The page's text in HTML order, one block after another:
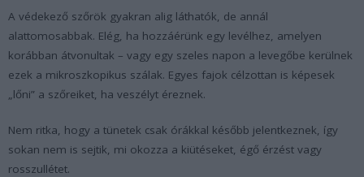
A védekező szőrök gyakran alig láthatók, de annál
alattomosabbak. Elég, ha hozzáérünk egy levélhez, amelyen
korábban átvonultak – vagy egy szeles napon a levegőbe kerülnek
ezek a mikroszkopikus szálak. Egyes fajok célzottan is képesek
„lőni” a szőreiket, ha veszélyt éreznek.
Nem ritka, hogy a tünetek csak órákkal később jelentkeznek, így
sokan nem is sejtik, mi okozza a kiütéseket, égő érzést vagy
rosszullétet.